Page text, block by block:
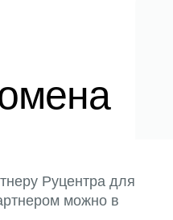
Руцентра для
можно в